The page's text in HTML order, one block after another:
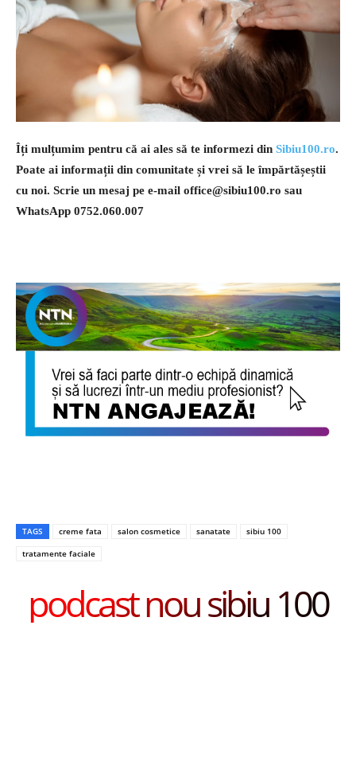
Îți mulțumim pentru că ai ales să te informezi din Sibiu100.ro.
Poate ai informații din comunitate și vrei să le împărtășeștii
cu noi. Scrie un mesaj pe e-mail office@sibiu100.ro sau
WhatsApp 0752.060.007
TAGS creme fata salon cosmetice sanatate
sibiu 100
tratamente faciale
podcast nou sibiu 100